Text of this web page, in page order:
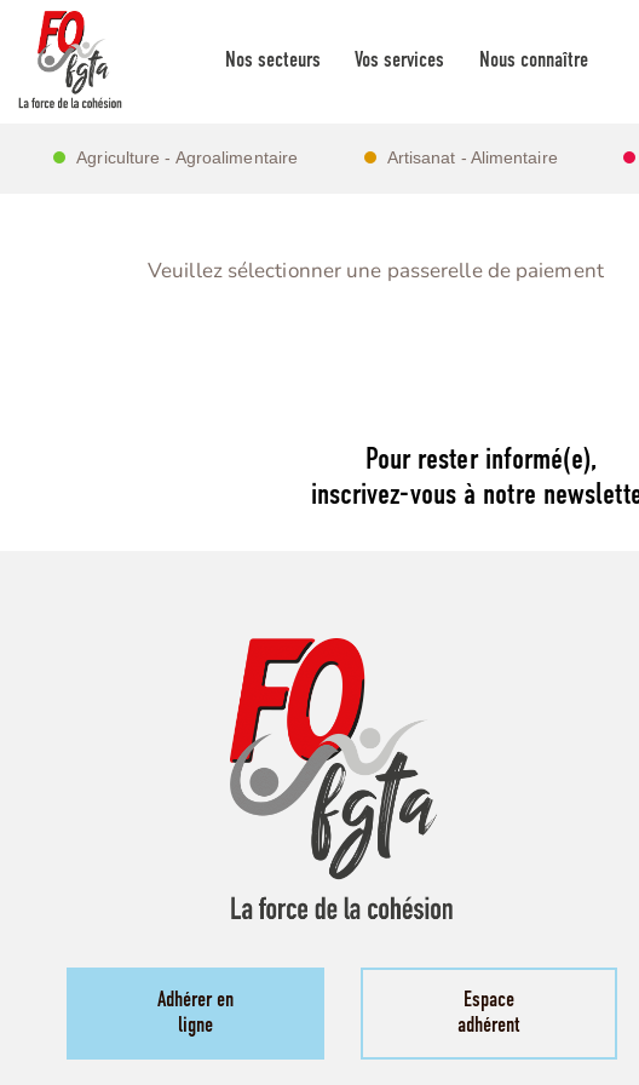
Nos secteurs Vos services Nous connaître
Agriculture - Agroalimentaire Artisanat - Alimentaire
Veuillez sélectionner une passerelle de paiement
Pour rester informé(e),
inscrivez-vous à notre
Adhérer en
ligne
Espace
adhérent